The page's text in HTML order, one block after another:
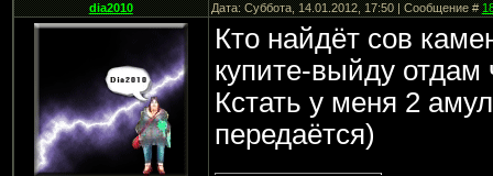
dia2010 Дата: Суббота, 14.01.2012, 17:50 | Сообщение #
Кто найдёт сов
купите-выйду отдам
Кстать у меня 2
передаётся)